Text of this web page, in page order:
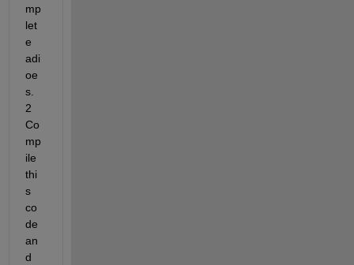
mp
let
e
adi
oe
s.
2
Co
mp
ile
thi
s
co
de
an
d